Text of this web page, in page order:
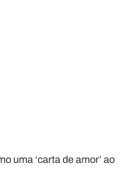
uma ‘carta de amor’ ao